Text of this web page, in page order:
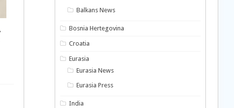
Balkans News
Bosnia Hertegovina
Croatia
Eurasia
Eurasia News
Eurasia Press
India